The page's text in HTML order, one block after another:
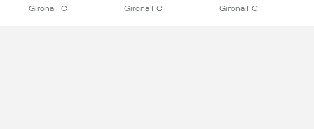
Girona FC Girona FC Girona FC